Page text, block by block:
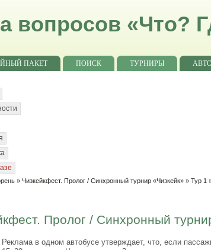
вопросов «Что?
ПАКЕТ ПОИСК ТУРНИРЫ
»Чизкейкфест. Пролог / Синхронный турнир «Чизкейк» »Тур 1
Пролог / Синхронный
Реклама в одном автобусе утверждает, что, если